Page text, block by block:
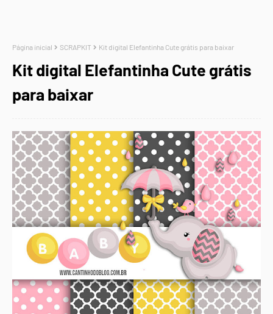
Página inicial SCRAPKIT Kit digital Elefantinha Cute grátis para baixar
Kit digital Elefantinha Cute grátis
para baixar